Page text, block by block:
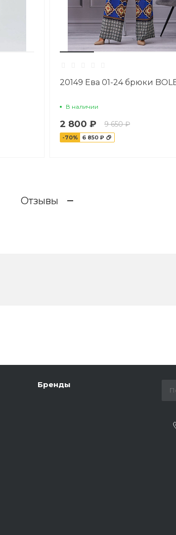
20149 Ева 01-24 брюки
В наличии
2 800 ₽ 9 650 ₽
-70% 6 850 ₽
Отзывы
Бренды